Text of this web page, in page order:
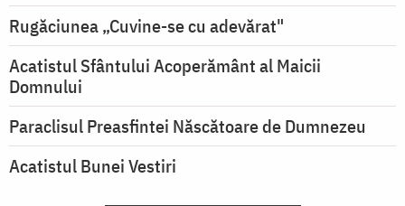
Rugăciunea „Cuvine-se cu adevărat"
Acatistul Sfântului Acoperământ al Maicii
Domnului
Paraclisul Preasfintei Născătoare de Dumnezeu
Acatistul Bunei Vestiri